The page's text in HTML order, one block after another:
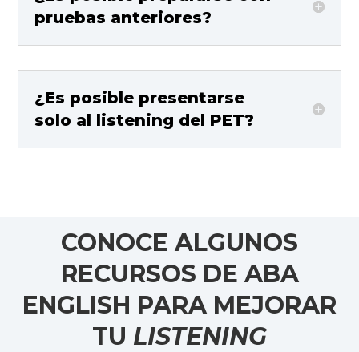
pruebas anteriores?
¿Es posible presentarse
solo al listening del PET?
CONOCE ALGUNOS
RECURSOS DE ABA
ENGLISH PARA MEJORAR
TU LISTENING